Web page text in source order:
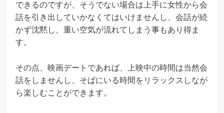
できるのですが、そうでない場合は上手に女性から会
話を引き出していかなくてはいけませんし、会話が続
かず沈黙し、重い空気が流れてしまう事もあり得ま
す。
その点、映画デートであれば、上映中の時間は当然会
話をしませんし、そばにいる時間をリラックスしなが
ら楽しむことができます。